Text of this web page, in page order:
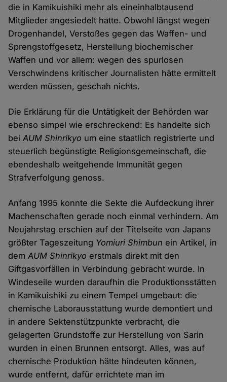
die in Kamikuishiki mehr als eineinhalbtausend
Mitglieder angesiedelt hatte. Obwohl längst wegen
Drogenhandel, Verstoßes gegen das Waffen- und
Sprengstoffgesetz, Herstellung biochemischer
Waffen und vor allem: wegen des spurlosen
Verschwindens kritischer Journalisten hätte ermittelt
werden müssen, geschah nichts.
Die Erklärung für die Untätigkeit der Behörden war
ebenso simpel wie erschreckend: Es handelte sich
beiAUM Shinrikyo um eine staatlich registrierte und
steuerlich begünstigte Religionsgemeinschaft, die
ebendeshalb weitgehende Immunität gegen
Strafverfolgung genoss.
Anfang 1995 konnte die Sekte die Aufdeckung ihrer
Machenschaften gerade noch einmal verhindern. Am
Neujahrstag erschien auf der Titelseite von Japans
größter Tageszeitung Yomiuri Shimbun ein Artikel, in
demAUM Shinrikyo erstmals direkt mit den
Giftgasvorfällen in Verbindung gebracht wurde. In
Windeseile wurden daraufhin die Produktionsstätten
in Kamikuishiki zu einem Tempel umgebaut: die
chemische Laborausstattung wurde demontiert und
in andere Sektenstützpunkte verbracht, die
gelagerten Grundstoffe zur Herstellung von Sarin
wurden in einen Brunnen entsorgt. Alles, was auf
chemische Produktion hätte hindeuten können,
wurde entfernt, dafür errichtete man im